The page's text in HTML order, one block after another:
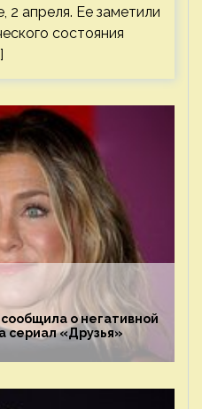
2 апреля. Ее заметили
состояния
о негативной
сериал «Друзья»